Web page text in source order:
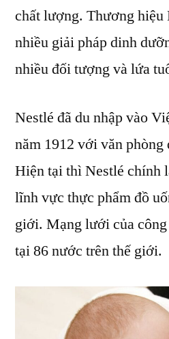
chất lượng. Thương hiệu
nhiều giải pháp dinh
nhiều đối tượng và lứa
Nestlé đã du nhập vào
năm 1912 với văn phòng
Hiện tại thì Nestlé chính
lĩnh vực thực phẩm đồ
giới. Mạng lưới của
tại 86 nước trên thế giới.